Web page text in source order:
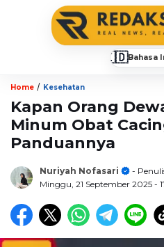
🇮🇩Bahasa
Home / Kesehatan
Kapan Orang
Minum Obat
Panduannya
Nuriyah Nofasari
-
Minggu, 21 September 2025 -